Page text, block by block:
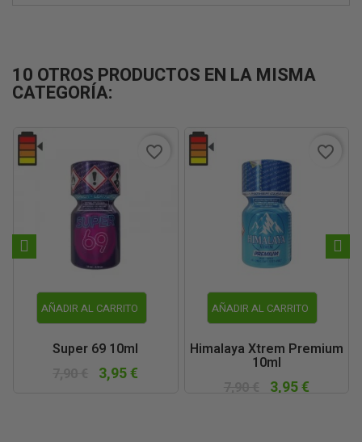
10 OTROS PRODUCTOS EN LA MISMA
CATEGORÍA:
AÑADIR AL CARRITO
Super 69 10ml
3,95 €
favorite_border
AÑADIR AL CARRITO
Himalaya Xtrem Premium
10ml
3,95 €
favorite_border